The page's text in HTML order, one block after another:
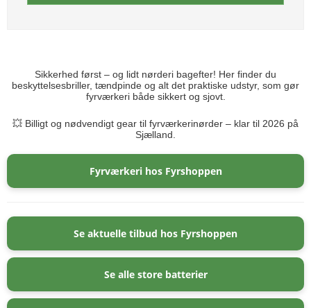
Sikkerhed først – og lidt nørderi bagefter! Her finder du
beskyttelsesbriller, tændpinde og alt det praktiske udstyr, som gør
fyrværkeri både sikkert og sjovt.
💥 Billigt og nødvendigt gear til fyrværkerinørder – klar til 2026 på
Sjælland.
Fyrværkeri hos Fyrshoppen
Se aktuelle tilbud hos Fyrshoppen
Se alle store batterier